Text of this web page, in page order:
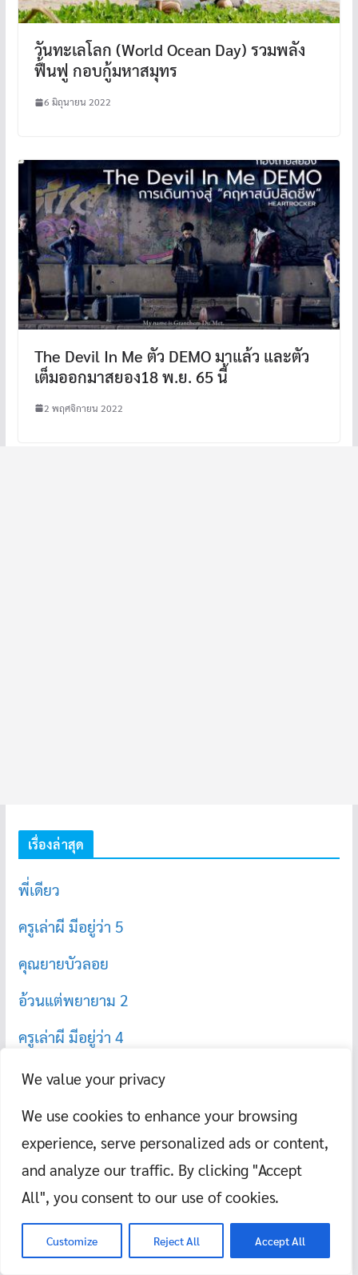
We value your privacy
We use cookies to enhance your browsing
experience, serve personalized ads or content,
and analyze our traffic. By clicking "Accept
All", you consent to our use of cookies.
Customize Reject All Accept All
วันทะเลโลก (World Ocean Day) รวมพลัง
ฟื้นฟู กอบกู้มหาสมุทร
6 มิถุนายน 2022
The Devil In Me ตัว DEMO มาแล้ว และตัว
เต็มออกมาสยอง18 พ.ย. 65 นี้
2 พฤศจิกายน 2022
เรื่องล่าสุด
พี่เดียว
ครูเล่าผี มีอยู่ว่า 5
คุณยายบัวลอย
อ้วนแต่พยายาม 2
ครูเล่าผี มีอยู่ว่า 4